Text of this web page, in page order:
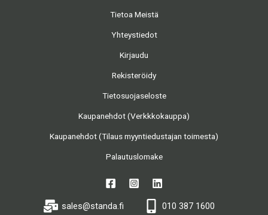
Tietoa Meistä
Yhteystiedot
Kirjaudu
Rekisteröidy
Tietosuojaseloste
Kaupanehdot (Verkkkokauppa)
Kaupanehdot (Tilaus myyntiedustajan toimesta)
Palautuslomake
sales@standa.fi
010 387 1600